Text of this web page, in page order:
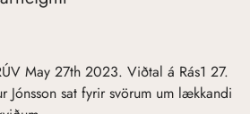
May 27th 2023. Viðtal á Rás1 27.
sat fyrir svörum um lækkandi